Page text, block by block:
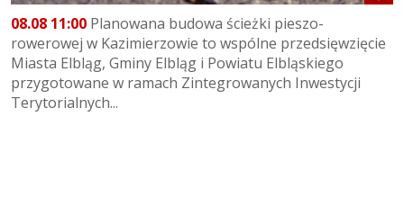
08.08 11:00 Planowana budowa ścieżki pieszo-
rowerowej w Kazimierzowie to wspólne przedsięwzięcie
Miasta Elbląg, Gminy Elbląg i Powiatu Elbląskiego
przygotowane w ramach Zintegrowanych Inwestycji
Terytorialnych...